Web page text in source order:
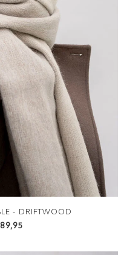
- DRIFTWOOD